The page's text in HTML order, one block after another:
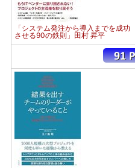
「システム発注から導入までを成功
させる90の鉄則」田村 昇平